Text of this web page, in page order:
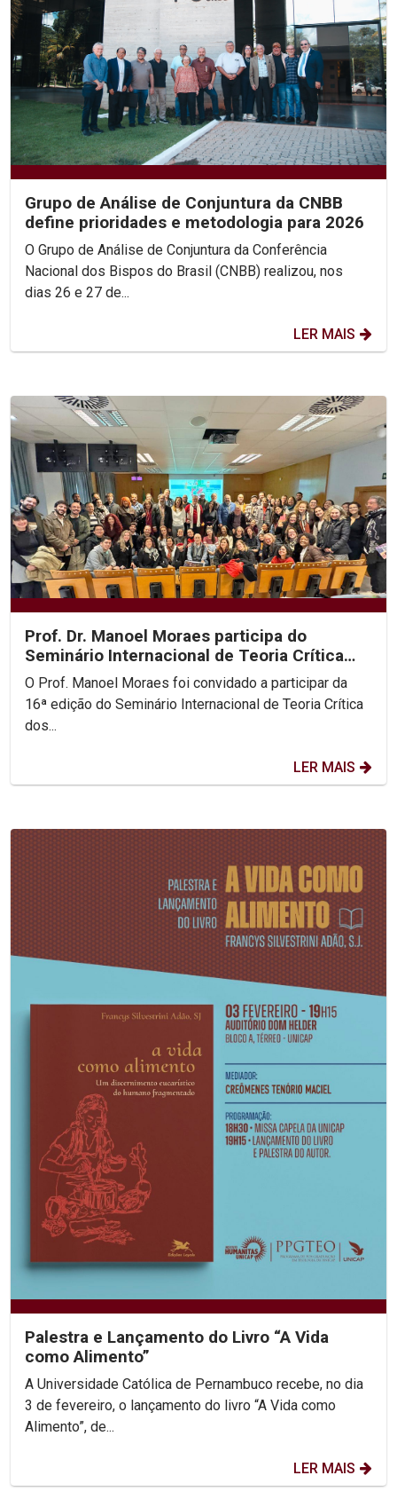
Grupo de Análise de Conjuntura da CNBB
define prioridades e metodologia para 2026
O Grupo de Análise de Conjuntura da Conferência
Nacional dos Bispos do Brasil (CNBB) realizou, nos
dias 26 e 27 de...
LER MAIS
Prof. Dr. Manoel Moraes participa do
Seminário Internacional de Teoria Crítica
dos Direitos...
O Prof. Manoel Moraes foi convidado a participar da
16ª edição do Seminário Internacional de Teoria Crítica
dos...
LER MAIS
Palestra e Lançamento do Livro “A Vida
como Alimento”
A Universidade Católica de Pernambuco recebe, no dia
3 de fevereiro, o lançamento do livro “A Vida como
Alimento”, de...
LER MAIS